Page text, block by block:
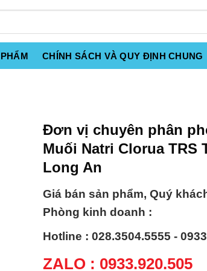
CHÍNH SÁCH VÀ QUY ĐỊNH CHUNG
Đơn vị chuyên phân
Muối Natri Clorua TRS
Long An
Giá bán sản phẩm, Quý
Phòng kinh doanh :
Hotline : 028.3504.5555 -
ZALO : 0933.920.505